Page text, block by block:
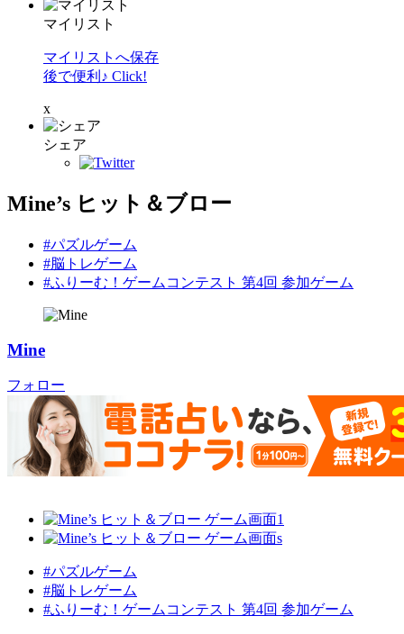
マイリスト
マイリストへ保存
後で便利♪ Click!
x
シェア
Mine’s ヒット＆ブロー
#パズルゲーム
#脳トレゲーム
#ふりーむ！ゲームコンテスト 第4回 参加ゲーム
Mine
フォロー
#パズルゲーム
#脳トレゲーム
#ふりーむ！ゲームコンテスト 第4回 参加ゲーム